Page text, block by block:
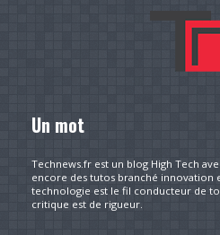
Un mot
Technews.fr est un blog High Tech
encore des tutos branché innovation
technologie est le fil conducteur de
critique est de rigueur.